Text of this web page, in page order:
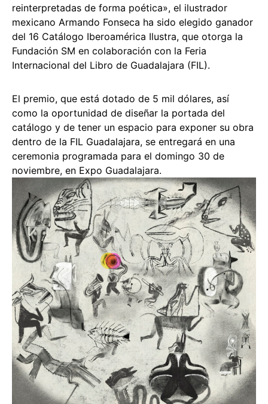
reinterpretadas de forma poética», el ilustrador
mexicano Armando Fonseca ha sido elegido ganador
del 16 Catálogo Iberoamérica Ilustra, que otorga la
Fundación SM en colaboración con la Feria
Internacional del Libro de Guadalajara (FIL).
El premio, que está dotado de 5 mil dólares, así
como la oportunidad de diseñar la portada del
catálogo y de tener un espacio para exponer su obra
dentro de la FIL Guadalajara, se entregará en una
ceremonia programada para el domingo 30 de
noviembre, en Expo Guadalajara.